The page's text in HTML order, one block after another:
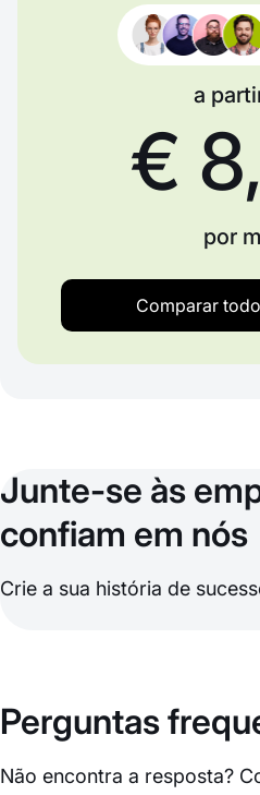
a
€
por
Comparar
Junte-se às
confiam em nós
Crie a sua história de
Perguntas
Não encontra a resposta?